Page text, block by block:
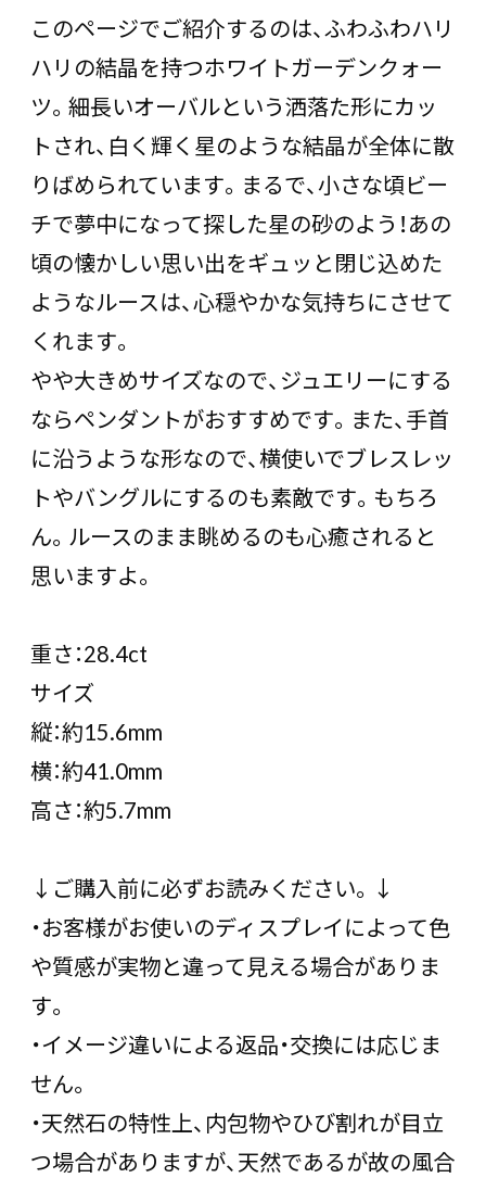
このページでご紹介するのは、ふわふわハリ
ハリの結晶を持つホワイトガーデンクォー
ツ。細長いオーバルという洒落た形にカッ
トされ、白く輝く星のような結晶が全体に散
りばめられています。まるで、小さな頃ビー
チで夢中になって探した星の砂のよう！あの
頃の懐かしい思い出をギュッと閉じ込めた
ようなルースは、心穏やかな気持ちにさせて
くれます。
やや大きめサイズなので、ジュエリーにする
ならペンダントがおすすめです。また、手首
に沿うような形なので、横使いでブレスレッ
トやバングルにするのも素敵です。もちろ
ん。ルースのまま眺めるのも心癒されると
思いますよ。
重さ：28.4ct
サイズ
縦：約15.6mm
横：約41.0mm
高さ：約5.7mm
↓ご購入前に必ずお読みください。↓
・お客様がお使いのディスプレイによって色
や質感が実物と違って見える場合がありま
す。
・イメージ違いによる返品・交換には応じま
せん。
・天然石の特性上、内包物やひび割れが目立
つ場合がありますが、天然であるが故の風合